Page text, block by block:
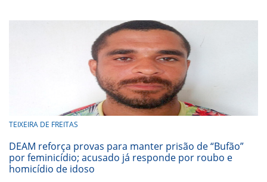
TEIXEIRA DE FREITAS
DEAM reforça provas para manter prisão de “Bufão”
por feminicídio; acusado já responde por roubo e
homicídio de idoso